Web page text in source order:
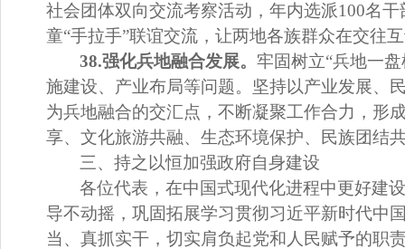
社会团体双向交流考察活动，年内选派100名干
童“手拉手”联谊交流，让两地各族群众在交往
38.强化兵地融合发展。牢固树立“兵地一
施建设、 产业布局等问题。坚持以产业发展、
为兵地融合的交汇点，不断凝聚工作合力，形
享、文化旅游共融、 生态环境保护、民族团结
三、持之以恒加强政府自身建设
各位代表，在中国式现代化进程中更好建
导不动摇，巩固拓展学习贯彻习近平新时代中
当、真抓实干，切实肩负起党和人民赋予的职